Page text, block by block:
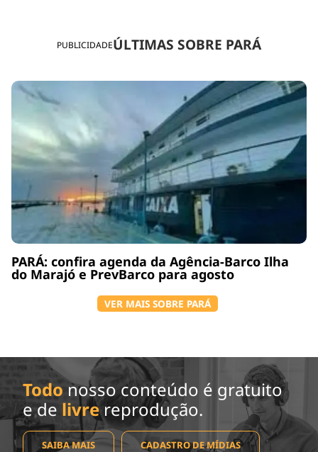
PUBLICIDADEÚLTIMAS SOBRE PARÁ
PARÁ: confira agenda da Agência-Barco Ilha
do Marajó e PrevBarco para agosto
VER MAIS SOBRE PARÁ
Todo nosso conteúdo é gratuito
e de livrereprodução.
SAIBA MAIS CADASTRO DE MÍDIAS